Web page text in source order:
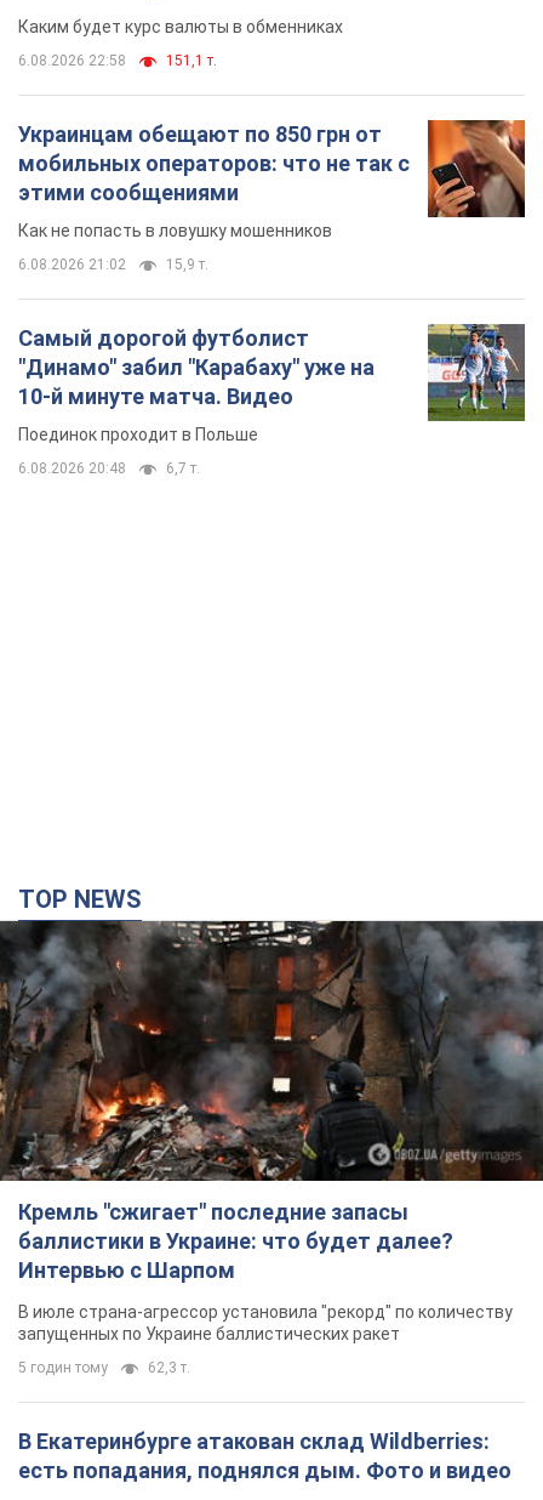
Каким будет курс валюты в обменниках
6.08.2026 22:58 151,1 т.
Украинцам обещают по 850 грн от
мобильных операторов: что не так с
этими сообщениями
Как не попасть в ловушку мошенников
6.08.2026 21:02 15,9 т.
Самый дорогой футболист
"Динамо" забил "Карабаху" уже на
10-й минуте матча. Видео
Поединок проходит в Польше
6.08.2026 20:48 6,7 т.
TOP NEWS
Кремль "сжигает" последние запасы
баллистики в Украине: что будет далее?
Интервью с Шарпом
В июле страна-агрессор установила "рекорд" по количеству
запущенных по Украине баллистических ракет
5 годин тому 62,3 т.
В Екатеринбурге атакован склад Wildberries:
есть попадания, поднялся дым. Фото и видео